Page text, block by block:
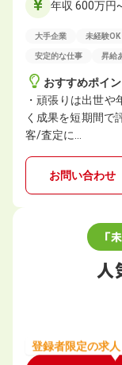
年収 600万円
大手企業 未経験OK
安定的な仕事 昇給
おすすめポイン
・頑張りは出世
く成果を短期間で
客/査定に…
お問い合わせ
「
人
登録者限定の求人